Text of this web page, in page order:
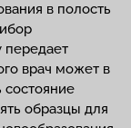
в полость
передает
врач может в
образцы для